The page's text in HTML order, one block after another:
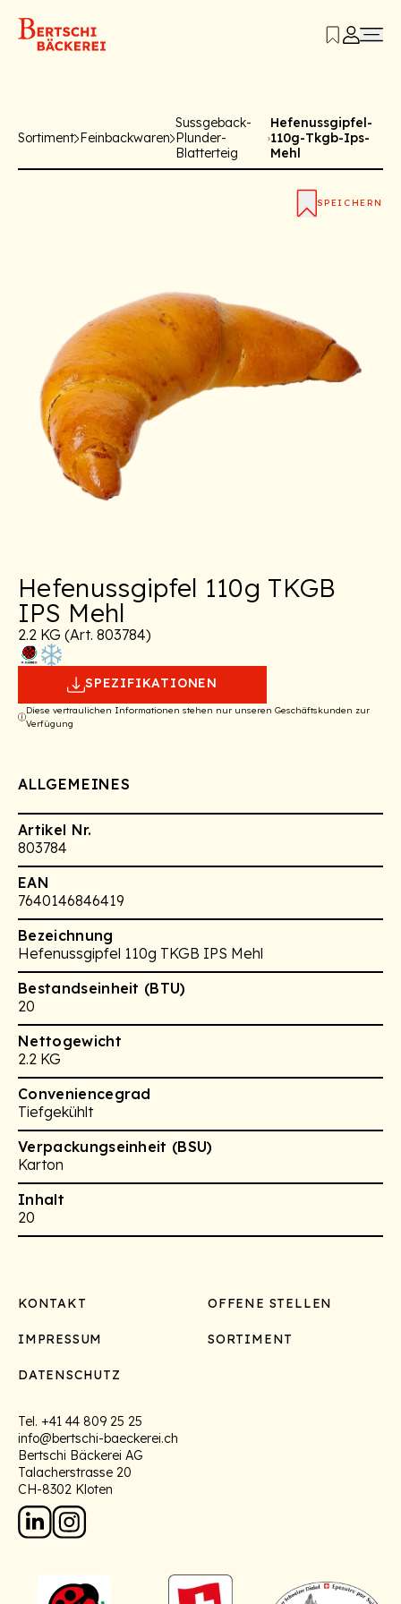
Sortiment Feinbackwaren
Sussgeback-
Plunder-
Blatterteig
Hefenussgipfel-
110g-Tkgb-Ips-
Mehl
SPEICHERN
Hefenussgipfel 110g TKGB
IPS Mehl
2.2 KG (Art. 803784)
SPEZIFIKATIONEN
Diese vertraulichen Informationen stehen nur unseren Geschäftskunden zur
Verfügung
ALLGEMEINES
Artikel Nr.
803784
EAN
7640146846419
Bezeichnung
Hefenussgipfel 110g TKGB IPS Mehl
Bestandseinheit (BTU)
20
Nettogewicht
2.2 KG
Conveniencegrad
Tiefgekühlt
Verpackungseinheit (BSU)
Karton
Inhalt
20
Footer
KONTAKT OFFENE STELLEN
IMPRESSUM SORTIMENT
DATENSCHUTZ
Tel. +41 44 809 25 25
info@bertschi-baeckerei.ch
Bertschi Bäckerei AG
Talacherstrasse 20
CH-8302 Kloten